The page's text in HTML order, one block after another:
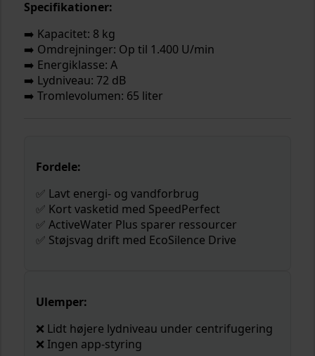
Specifikationer:
➡️ Kapacitet: 8 kg
➡️ Omdrejninger: Op til 1.400 U/min
➡️ Energiklasse: A
➡️ Lydniveau: 72 dB
➡️ Tromlevolumen: 65 liter
Fordele:
✅ Lavt energi- og vandforbrug
✅ Kort vasketid med SpeedPerfect
✅ ActiveWater Plus sparer ressourcer
✅ Støjsvag drift med EcoSilence Drive
Ulemper:
❌ Lidt højere lydniveau under centrifugering
❌ Ingen app-styring